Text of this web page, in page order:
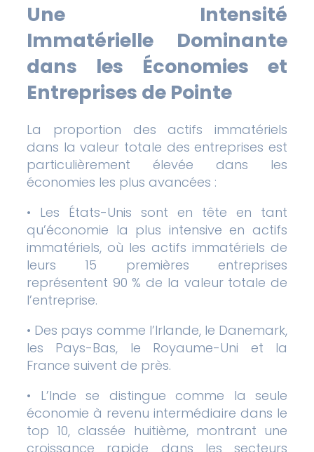
Une Intensité
Immatérielle Dominante
dans les Économies et
Entreprises de Pointe
La proportion des actifs immatériels
dans la valeur totale des entreprises est
particulièrement élevée dans les
économies les plus avancées :
• Les États-Unis sont en tête en tant
qu’économie la plus intensive en actifs
immatériels, où les actifs immatériels de
leurs 15 premières entreprises
représentent 90 % de la valeur totale de
l’entreprise.
• Des pays comme l’Irlande, le Danemark,
les Pays-Bas, le Royaume-Uni et la
France suivent de près.
• L’Inde se distingue comme la seule
économie à revenu intermédiaire dans le
top 10, classée huitième, montrant une
croissance rapide dans les secteurs